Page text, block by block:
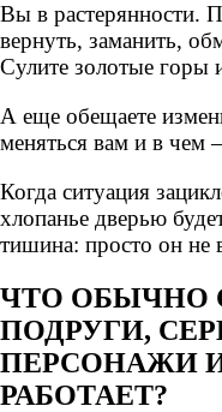
Вы в растерянности.
вернуть, заманить,
Сулите золотые горы
А еще обещаете
меняться вам и в чем
Когда ситуация
хлопанье дверью
тишина: просто он не
ЧТО ОБЫЧНО
ПОДРУГИ,
ПЕРСОНАЖИ
РАБОТАЕТ?